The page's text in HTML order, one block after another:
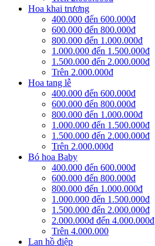
Hoa khai trương
400.000 đến 600.000đ
600.000 đến 800.000đ
800.000 đến 1.000.000đ
1.000.000 đến 1.500.000đ
1.500.000 đến 2.000.000đ
Trên 2.000.000đ
Hoa tang lễ
400.000 đến 600.000đ
600.000 đến 800.000đ
800.000 đến 1.000.000đ
1.000.000 đến 1.500.000đ
1.500.000 đến 2.000.000đ
Trên 2.000.000đ
Bó hoa Baby
400.000 đến 600.000đ
600.000 đến 800.000đ
800.000 đến 1.000.000đ
1.000.000 đến 1.500.000đ
1.500.000 đến 2.000.000đ
2.000.000đ đến 4.000.000đ
Trên 4.000.000
Lan hồ điệp